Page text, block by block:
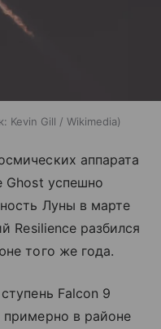
Kevin Gill / Wikimedia
аппарата
Ghost успешно
Луны в марте
Resilience разбился
того же года.
Falcon 9
примерно в районе